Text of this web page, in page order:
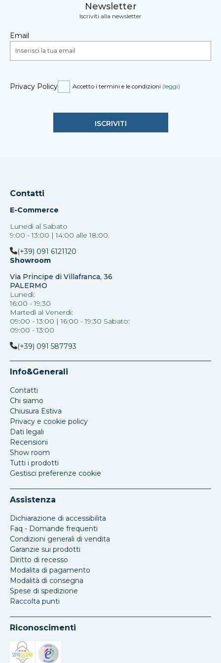
Newsletter
Iscriviti alla newsletter
Email
Privacy Policy Accetto i termini e le condizioni (leggi)
Contatti
E-Commerce
Lunedì al Sabato
9:00 - 13:00 | 14:00 alle 18:00.
(+39) 091 6121120
Showroom
Via Principe di Villafranca, 36
PALERMO
Lunedì:
16:00 - 19:30
Martedì al Venerdi:
09:00 - 13:00 | 16:00 - 19:30 Sabato:
09:00 - 13:00
(+39) 091 587793
Info&Generali
Contatti
Chi siamo
Chiusura Estiva
Privacy e cookie policy
Dati legali
Recensioni
Show room
Tutti i prodotti
Gestisci preferenze cookie
Assistenza
Dichiarazione di accessibilita
Faq - Domande frequenti
Condizioni generali di vendita
Garanzie sui prodotti
Diritto di recesso
Modalita di pagamento
Modalità di consegna
Spese di spedizione
Raccolta punti
Riconoscimenti